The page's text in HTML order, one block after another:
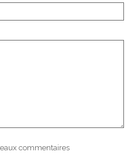
commentaires